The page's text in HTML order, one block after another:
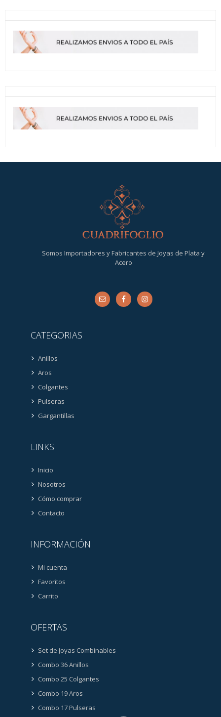
Somos Importadores y Fabricantes de Joyas de Plata y
Acero
CATEGORIAS
Anillos
Aros
Colgantes
Pulseras
Gargantillas
LINKS
Inicio
Nosotros
Cómo comprar
Contacto
INFORMACIÓN
Mi cuenta
Favoritos
Carrito
OFERTAS
Set de Joyas Combinables
Combo 36 Anillos
Combo 25 Colgantes
Combo 19 Aros
Combo 17 Pulseras